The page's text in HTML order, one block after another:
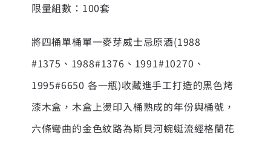
限量組數：100套
將四桶單桶單一麥芽威士忌原酒(1988
#1375、1988#1376、1991#10270、
1995#6650 各一瓶)收藏進手工打造的黑色烤
漆木盒，木盒上燙印入桶熟成的年份與桶號，
六條彎曲的金色紋路為斯貝河蜿蜒流經格蘭花